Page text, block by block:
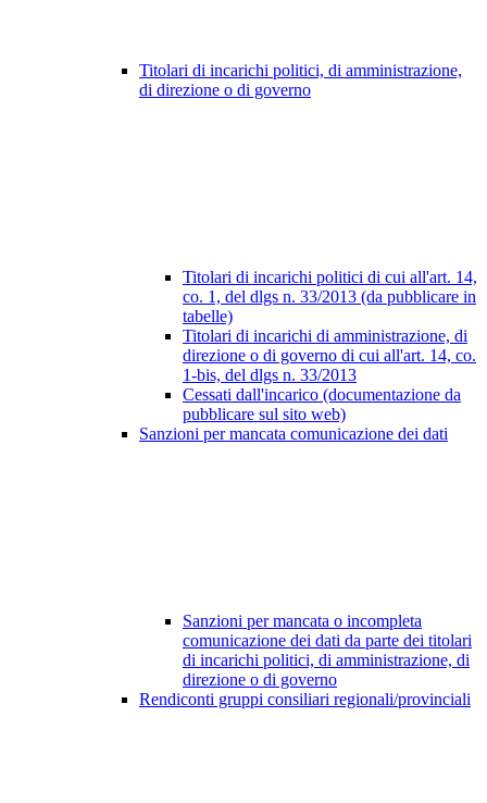
Titolari di incarichi politici, di amministrazione,
di direzione o di governo
Titolari di incarichi politici di cui all'art. 14,
co. 1, del dlgs n. 33/2013 (da pubblicare in
tabelle)
Titolari di incarichi di amministrazione, di
direzione o di governo di cui all'art. 14, co.
1-bis, del dlgs n. 33/2013
Cessati dall'incarico (documentazione da
pubblicare sul sito web)
Sanzioni per mancata comunicazione dei dati
Sanzioni per mancata o incompleta
comunicazione dei dati da parte dei titolari
di incarichi politici, di amministrazione, di
direzione o di governo
Rendiconti gruppi consiliari regionali/provinciali